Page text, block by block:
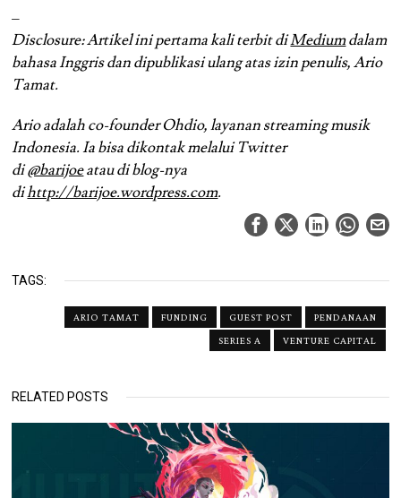
–
Disclosure:Artikel ini pertama kali terbit diMediumdalam
bahasa Inggris dan dipublikasi ulang atas izin penulis, Ario
Tamat.
Ario adalah co-founder Ohdio, layanan streaming musik
Indonesia. Ia bisa dikontak melalui Twitter
di@barijoeatau di blog-nya
dihttp://barijoe.wordpress.com.
TAGS:
ARIO TAMAT FUNDING GUEST POST
PENDANAAN
SERIES A
VENTURE CAPITAL
RELATED POSTS